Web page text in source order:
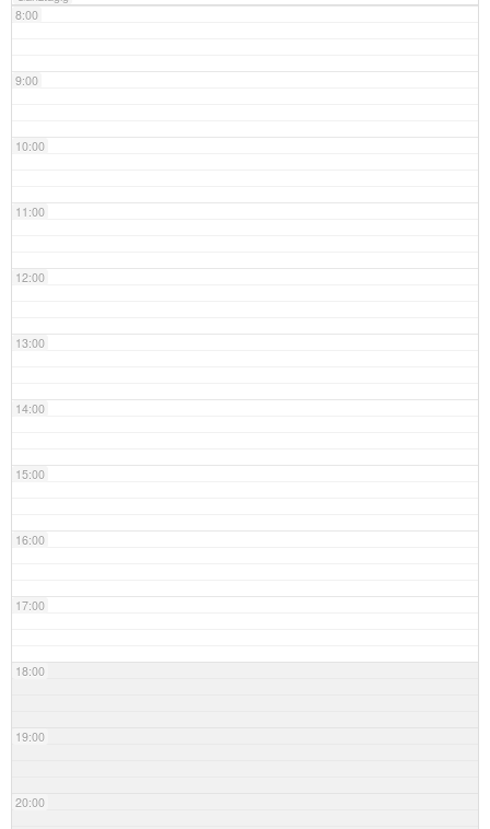
8:00
9:00
10:00
11:00
12:00
13:00
14:00
15:00
16:00
17:00
18:00
19:00
20:00